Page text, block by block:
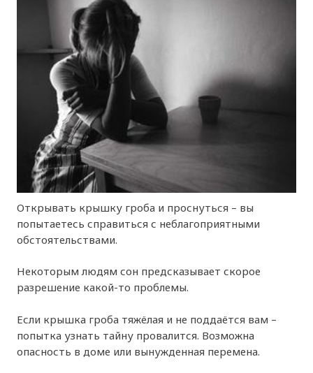
Открывать крышку гроба и проснуться – вы
попытаетесь справиться с неблагоприятными
обстоятельствами.
Некоторым людям сон предсказывает скорое
разрешение какой-то проблемы.
Если крышка гроба тяжёлая и не поддаётся вам –
попытка узнать тайну провалится. Возможна
опасность в доме или вынужденная перемена.